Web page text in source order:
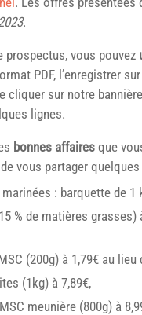
.
vous pouvez
PDF, l’enregistrer
cliquer sur notre
lignes.
bonnes affaires que
vous partager
: barquette de 1
% de matières grasses)
(200g) à 1,79€ au lieu
(1kg) à 7,89€,
meunière (800g) à